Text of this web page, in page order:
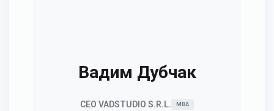
Вадим Дубчак
CEO VADSTUDIO S.R.L. MBA